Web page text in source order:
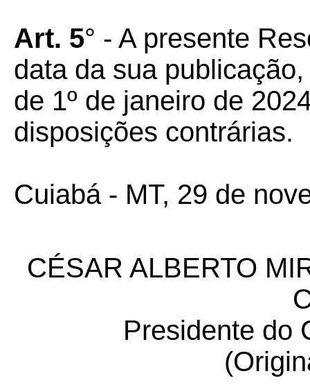
Art. 5° - A presente
data da sua
de 1º de janeiro de
disposições contrárias.
Cuiabá - MT, 29 de
CÉSAR ALBERTO
Presidente do